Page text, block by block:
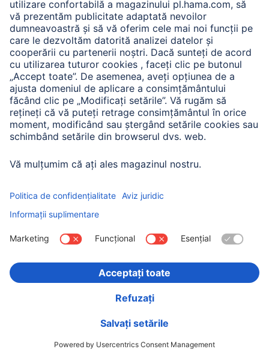
Hama Baterie Externa „Colour 20”, 20000 mAh,
Variante: Nuanța culorii (3) & Capacitate (2)
150,90 RON